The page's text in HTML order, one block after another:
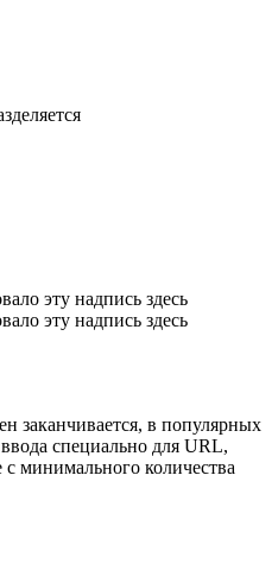
эту надпись здесь
эту надпись здесь
заканчивается, в популярных
специально для URL,
с минимального количества